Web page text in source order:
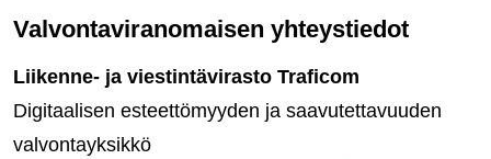
toiseen
palveluun)
Valvontaviranomaisen yhteystiedot
Liikenne- ja viestintävirasto Traficom
Digitaalisen esteettömyyden ja saavutettavuuden
valvontayksikkö